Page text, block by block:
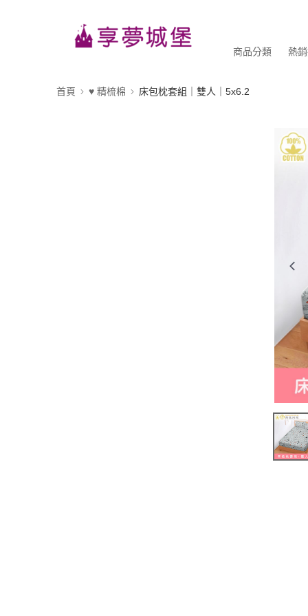
商品分類 熱
首頁 ♥ 精梳棉 床包枕套組｜雙人｜5x6.2